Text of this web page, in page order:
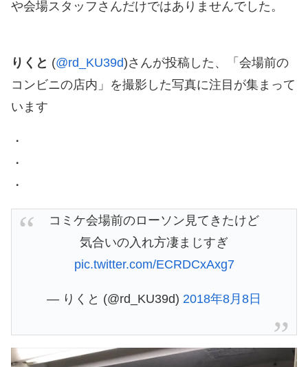
や会場スタッフさんだけではありませんでした。
りくと (@rd_KU39d)さんが投稿した、「会場前の
コンビニの店内」を撮影した写真に注目が集まって
います
・
・
・
コミケ会場前のローソン見てきたけど
気合いの入れ方凄まじすぎ
pic.twitter.com/ECRDCxAxg7
— りくと (@rd_KU39d) 2018年8月8日